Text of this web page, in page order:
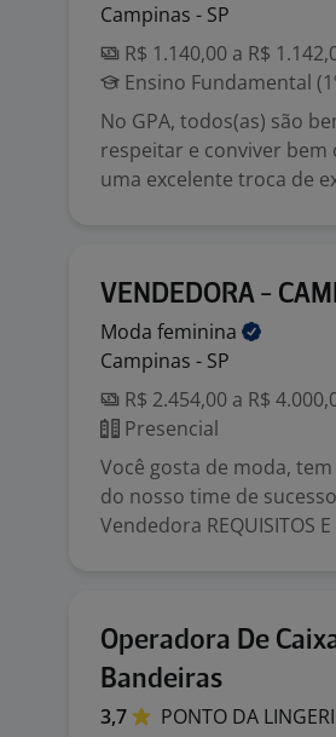
Campinas - SP
R$ 1.140,00 a R$
Ensino Fundamental
No GPA, todos(as) são
respeitar e conviver bem
uma excelente troca de
VENDEDORA -
Moda feminina
Campinas - SP
R$ 2.454,00 a R$
Presencial
Você gosta de moda,
do nosso time de
Vendedora REQUISITOS E
Operadora De
Bandeiras
3,7 PONTO DA